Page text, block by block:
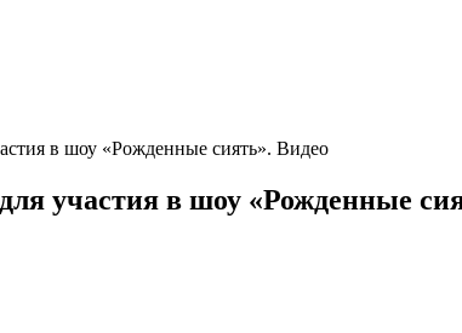
в шоу «Рожденные сиять». Видео
участия в шоу «Рожденные